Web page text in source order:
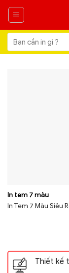
Skip
content
Tìm
kiếm:
In tem 7 màu
In Tem 7 Màu Siêu
Thiết kế